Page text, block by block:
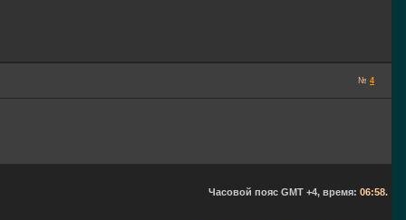
№ 4
Часовой пояс GMT +4, время: 06:58.